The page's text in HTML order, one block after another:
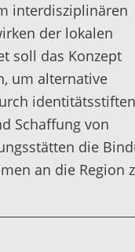
interdisziplinären
der lokalen
soll das Konzept
um alternative
Schaffung von
die
an die Region